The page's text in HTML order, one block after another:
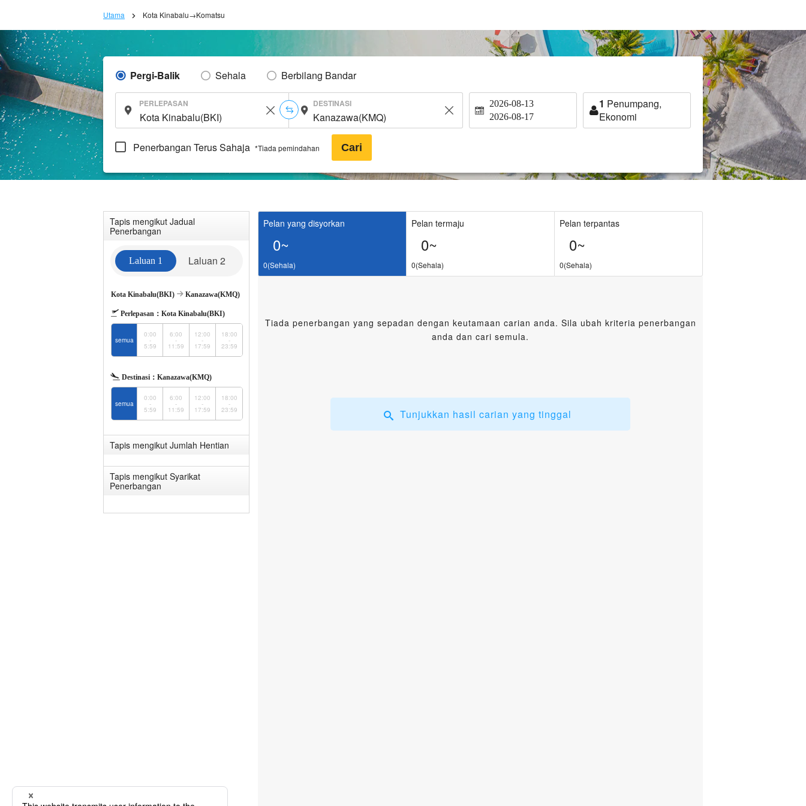
Utama Kota Kinabalu→Komatsu
Pergi-Balik Sehala Berbilang Bandar
PERLEPASAN DESTINASI 2026-08-13
2026-08-17
1 Penumpang,
Ekonomi
Penerbangan Terus Sahaja *Tiada pemindahan Cari
Tapis mengikut Jadual
Penerbangan
Laluan 1 Laluan 2
Kota Kinabalu(BKI) Kanazawa(KMQ)
Perlepasan： Kota Kinabalu(BKI)
semua
0:00
-
5:59
6:00
-
11:59
12:00
-
17:59
18:00
-
23:59
Destinasi： Kanazawa(KMQ)
semua
0:00
-
5:59
6:00
-
11:59
12:00
-
17:59
18:00
-
23:59
Tapis mengikut Jumlah Hentian
Tapis mengikut Syarikat
Penerbangan
Pelan yang disyorkan
0~
0(Sehala)
Pelan termaju
0~
0(Sehala)
Pelan terpantas
0~
0(Sehala)
Tiada penerbangan yang sepadan dengan keutamaan carian anda. Sila ubah kriteria penerbangan
anda dan cari semula.
Tunjukkan hasil carian yang tinggal